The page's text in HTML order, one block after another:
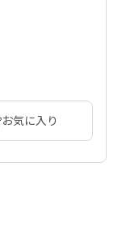
お気に入り